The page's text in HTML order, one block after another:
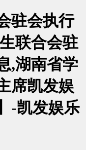
驻会执行
联合会驻
,湖南省学
席凯发娱
-凯发娱乐